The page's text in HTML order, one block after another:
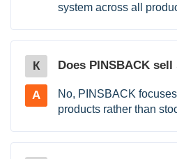
system across all
К Does PINSBACK
A
No, PINSBACK
products rather than